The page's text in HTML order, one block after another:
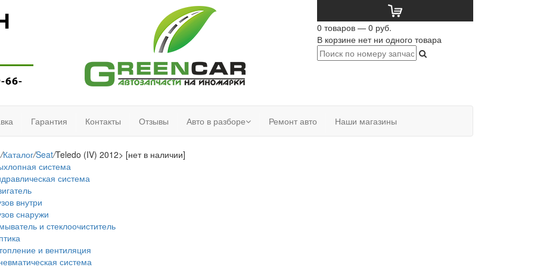
66-
0 товаров — 0 руб.
В корзине нет ни одного товара
Гарантия Контакты Отзывы Авто в разборе Ремонт авто Наши магазины
/Каталог/Seat/Teledo (IV) 2012> [нет в наличии]
система
система
внутри
снаружи
и стеклоочиститель
и вентиляция
система